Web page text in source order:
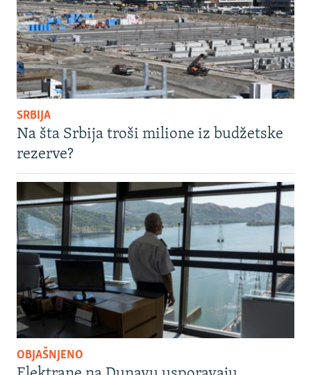
SRBIJA
Na šta Srbija troši milione iz budžetske
rezerve?
OBJAŠNJENO